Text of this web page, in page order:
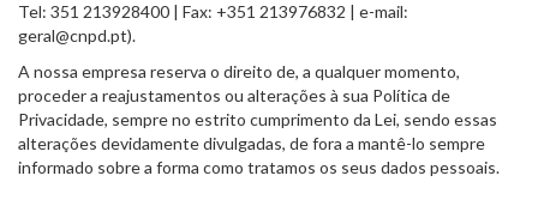
Tel: 351 213928400 | Fax: +351 213976832 | e-mail:
geral@cnpd.pt).
A nossa empresa reserva o direito de, a qualquer momento,
proceder a reajustamentos ou alterações à sua Política de
Privacidade, sempre no estrito cumprimento da Lei, sendo essas
alterações devidamente divulgadas, de fora a mantê-lo sempre
informado sobre a forma como tratamos os seus dados pessoais.